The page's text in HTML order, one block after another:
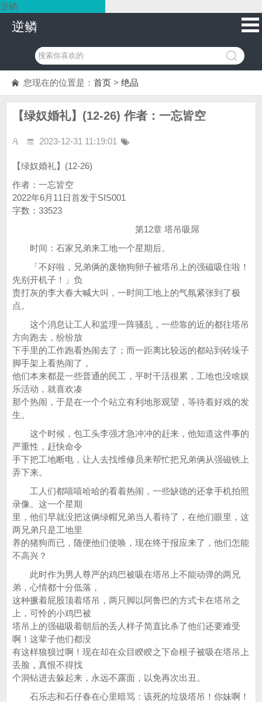
逆鳞
逆鳞
您现在的位置是： 首页 > 绝品
【绿奴婚礼】(12-26) 作者：一忘皆空
2023-12-31 11:19:01
【绿奴婚礼】(12-26)
作者：一忘皆空
2022年6月11日首发于SIS001
字数：33523
第12章 塔吊吸屌
时间：石家兄弟来工地一个星期后。
「不好啦，兄弟俩的废物狗卵子被塔吊上的强磁吸住啦！
先别开机子！」负
责打灰的李大春大喊大叫，一时间工地上的气氛紧张到了极
点。
这个消息让工人和监理一阵骚乱，一些靠的近的都往塔吊
方向跑去，纷纷放
下手里的工作跑看热闹去了；而一距离比较远的都站到砖垛子
脚手架上看热闹了，
他们本来都是一些普通的民工，平时干活很累，工地也没啥娱
乐活动，就喜欢凑
那个热闹，于是在一个个站立有利地形观望，等待着好戏的发
生。
这个时候，包工头李强才急冲冲的赶来，他知道这件事的
严重性，赶快命令
手下把工地断电，让人去找维修员来帮忙把兄弟俩从强磁铁上
弄下来。
工人们都嘻嘻哈哈的看着热闹，一些缺德的还拿手机拍照
录像。这一个星期
里，他们早就没把这俩绿帽兄弟当人看待了，在他们眼里，这
两兄弟只是工地里
养的猪狗而已，随便他们使唤，现在终于报应来了，他们怎能
不高兴？
此时作为男人尊严的鸡巴被吸在塔吊上不能动弹的两兄
弟，心情都十分低落，
这种撅着屁股顶着塔吊，两只脚以阿鲁巴的方式卡在塔吊之
上，可怜的小鸡巴被
塔吊上的强磁吸着朝后的丢人样子简直比杀了他们还要难受
啊！这辈子他们都没
有这样狼狈过啊！现在却在众目睽睽之下命根子被吸在塔吊上
丢脸，真恨不得找
个洞钻进去躲起来，永远不露面，以免再次出丑。
石乐志和石仔春在心里暗骂：该死的垃圾塔吊！你妹啊！